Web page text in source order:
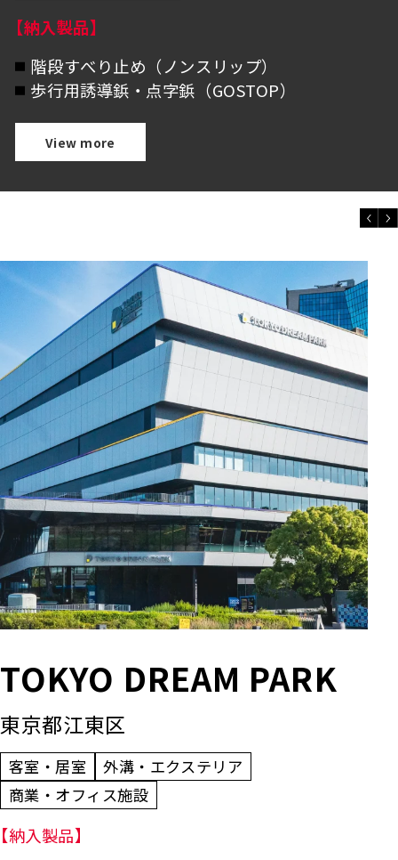
【納入製品】
階段すべり止め（ノンスリップ）
歩行用誘導鋲・点字鋲（GOSTOP）
View more
TOKYO DREAM PARK
東京都江東区
客室・居室
外溝・エクステリア
商業・オフィス施設
【納入製品】